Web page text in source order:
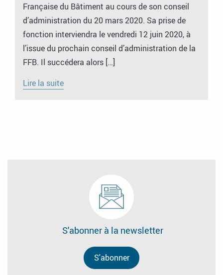
Française du Bâtiment au cours de son conseil
d’administration du 20 mars 2020. Sa prise de
fonction interviendra le vendredi 12 juin 2020, à
l’issue du prochain conseil d’administration de la
FFB. Il succédera alors […]
Lire la suite
S'abonner à la newsletter
S'abonner